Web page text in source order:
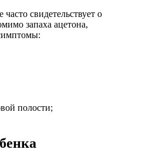
свидетельствует о
запаха ацетона,
полости;